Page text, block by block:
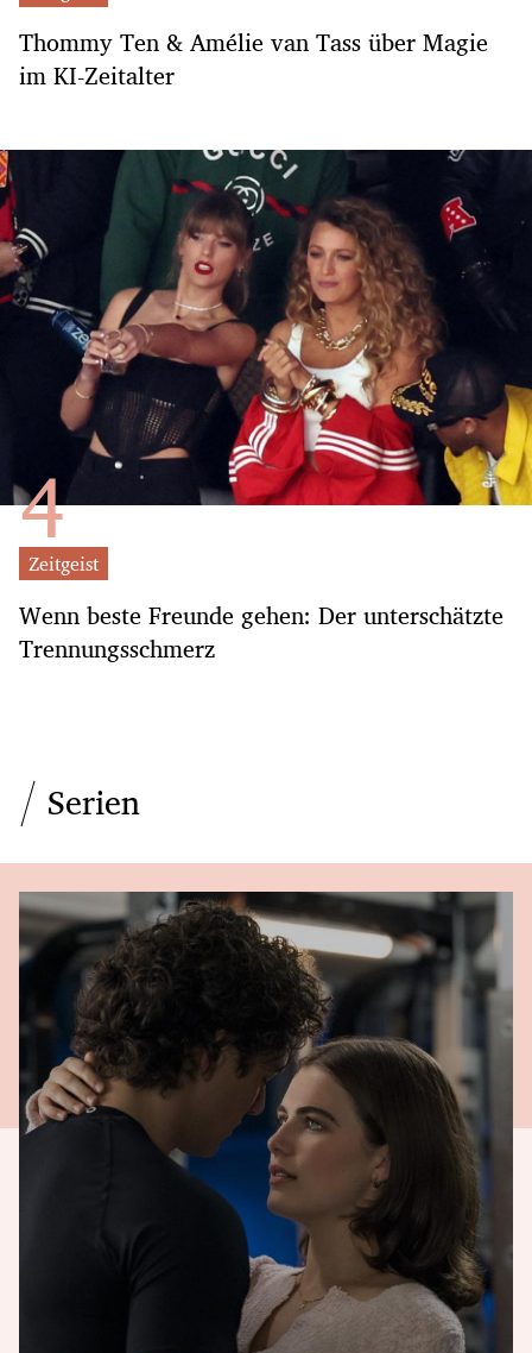
Thommy Ten & Amélie van Tass über Magie
im KI-Zeitalter
Zeitgeist
Wenn beste Freunde gehen: Der unterschätzte
Trennungsschmerz
Serien